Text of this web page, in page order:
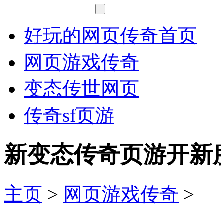
好玩的网页传奇首页
网页游戏传奇
变态传世网页
传奇sf页游
新变态传奇页游开
主页 > 网页游戏传奇 >